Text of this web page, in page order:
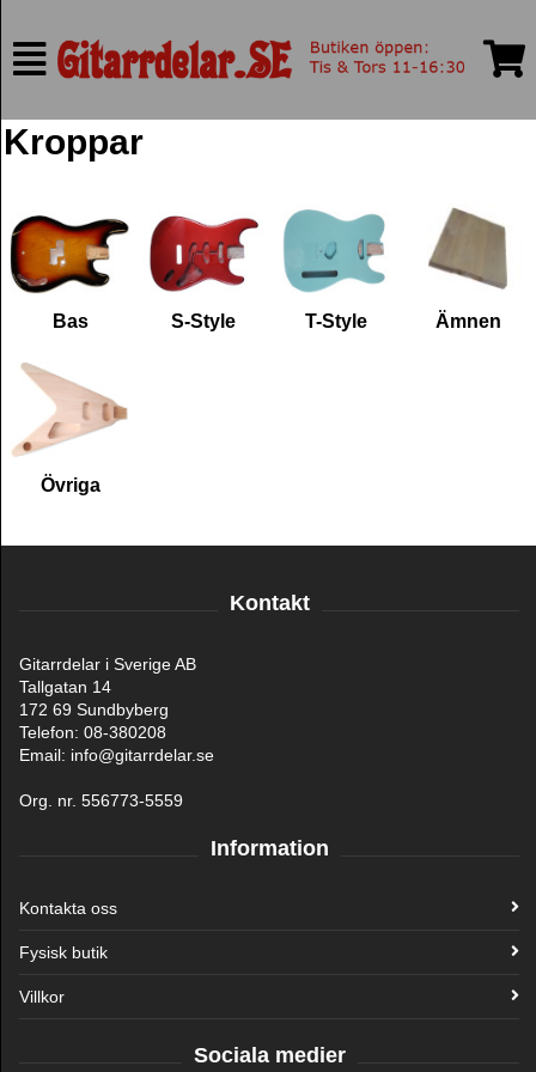
Kroppar
Bas S-Style T-Style Ämnen
Övriga
Kontakt
Gitarrdelar i Sverige AB
Tallgatan 14
172 69 Sundbyberg
Telefon: 08-380208
Email: info@gitarrdelar.se
Org. nr. 556773-5559
Information
Kontakta oss
Fysisk butik
Villkor
Sociala medier